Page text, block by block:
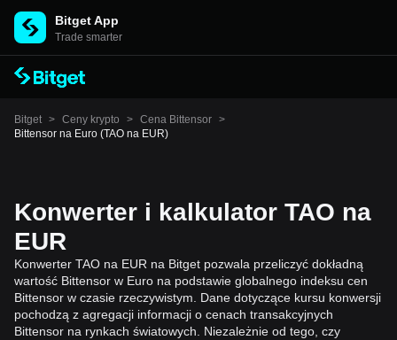
Bitget App
Trade smarter
Bitget > Ceny krypto > Cena Bittensor >
Bittensor na Euro (TAO na EUR)
Konwerter i kalkulator TAO na
EUR
Konwerter TAO na EUR na Bitget pozwala przeliczyć dokładną
wartość Bittensor w Euro na podstawie globalnego indeksu cen
Bittensor w czasie rzeczywistym. Dane dotyczące kursu konwersji
pochodzą z agregacji informacji o cenach transakcyjnych
Bittensor na rynkach światowych. Niezależnie od tego, czy